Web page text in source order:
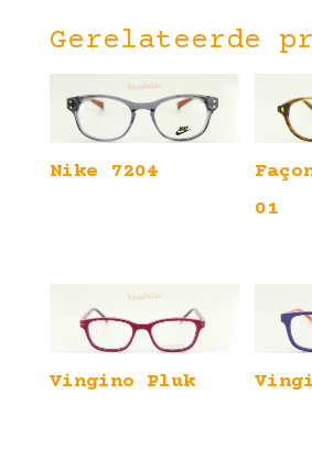
Gerelateerde
Nike 7204
01
Vingino Pluk